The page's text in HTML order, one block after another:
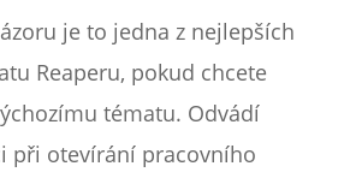
je to jedna z nejlepších
Reaperu, pokud chcete
tématu. Odvádí
při otevírání pracovního